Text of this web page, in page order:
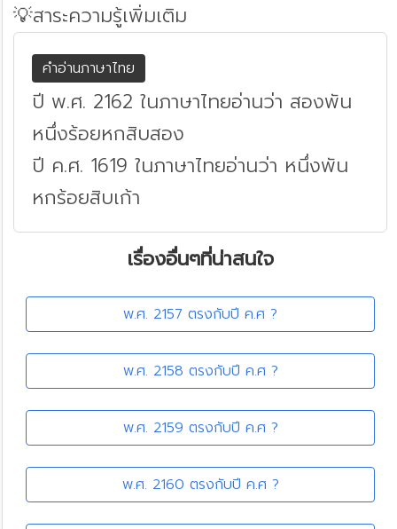
💡สาระความรู้เพิ่มเติม
คำอ่านภาษาไทย
ปี พ.ศ. 2162 ในภาษาไทยอ่านว่า สองพัน
หนึ่งร้อยหกสิบสอง
ปี ค.ศ. 1619 ในภาษาไทยอ่านว่า หนึ่งพัน
หกร้อยสิบเก้า
เรื่องอื่นๆที่น่าสนใจ
พ.ศ. 2157 ตรงกับปี ค.ศ ?
พ.ศ. 2158 ตรงกับปี ค.ศ ?
พ.ศ. 2159 ตรงกับปี ค.ศ ?
พ.ศ. 2160 ตรงกับปี ค.ศ ?